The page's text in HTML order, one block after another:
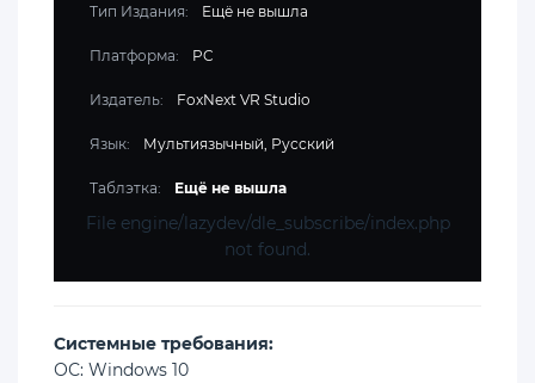
Тип Издания: Ещё не вышла
Платформа: PC
Издатель: FoxNext VR Studio
Язык: Мультиязычный, Русский
Таблэтка: Ещё не вышла
File engine/lazydev/dle_subscribe/index.php
not found.
Cистемные требования:
ОС: Windows 10